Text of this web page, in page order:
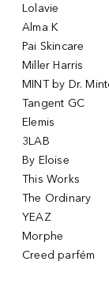
Lolavie
Alma K
Pai Skincare
Miller Harris
MINT by Dr.
Tangent GC
Elemis
3LAB
By Eloise
This Works
The Ordinary
YEAZ
Morphe
Creed parfém